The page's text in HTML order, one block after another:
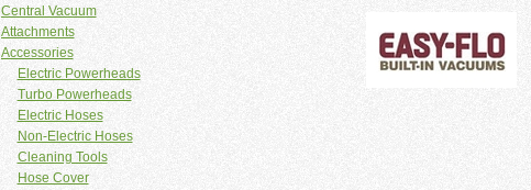
Central Vacuum
Attachments
Accessories
Electric Powerheads
Turbo Powerheads
Electric Hoses
Non-Electric Hoses
Cleaning Tools
Hose Cover